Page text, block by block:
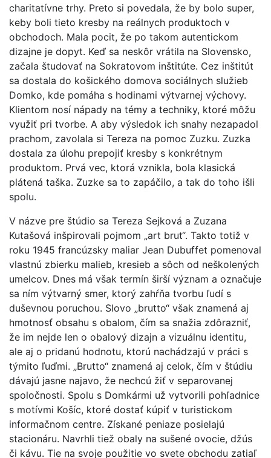
charitatívne trhy. Preto si povedala, že by bolo super,
keby boli tieto kresby na reálnych produktoch v
obchodoch. Mala pocit, že po takom autentickom
dizajne je dopyt. Keď sa neskôr vrátila na Slovensko,
začala študovať na Sokratovom inštitúte. Cez inštitút
sa dostala do košického domova sociálnych služieb
Domko, kde pomáha s hodinami výtvarnej výchovy.
Klientom nosí nápady na témy a techniky, ktoré môžu
využiť pri tvorbe. A aby výsledok ich snahy nezapadol
prachom, zavolala si Tereza na pomoc Zuzku. Zuzka
dostala za úlohu prepojiť kresby s konkrétnym
produktom. Prvá vec, ktorá vznikla, bola klasická
plátená taška. Zuzke sa to zapáčilo, a tak do toho išli
spolu.
V názve pre štúdio sa Tereza Sejková a Zuzana
Kutašová inšpirovali pojmom „art brut“. Takto totiž v
roku 1945 francúzsky maliar Jean Dubuffet pomenoval
vlastnú zbierku malieb, kresieb a sôch od neškolených
umelcov. Dnes má však termín širší význam a označuje
sa ním výtvarný smer, ktorý zahŕňa tvorbu ľudí s
duševnou poruchou. Slovo „brutto“ však znamená aj
hmotnosť obsahu s obalom, čím sa snažia zdôrazniť,
že im nejde len o obalový dizajn a vizuálnu identitu,
ale aj o pridanú hodnotu, ktorú nachádzajú v práci s
týmito ľuďmi. „Brutto“ znamená aj celok, čím v štúdiu
dávajú jasne najavo, že nechcú žiť v separovanej
spoločnosti. Spolu s Domkármi už vytvorili pohľadnice
s motívmi Košíc, ktoré dostať kúpiť v turistickom
informačnom centre. Získané peniaze posielajú
stacionáru. Navrhli tiež obaly na sušené ovocie, džús
či kávu. Tie na svoje použitie vo svete obchodu zatiaľ